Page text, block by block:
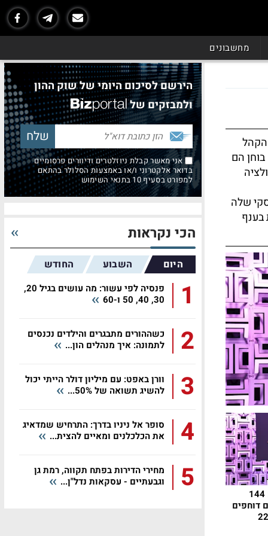
מחשבונים
הם
שלה
בענף
רובלוקס פורצת שיאים: 144
דוחפים
הירשם לסיכום היומי של שוק ההון
ולמבזקים של
אני מאשר קבלת ניוזלטרים ודיוורים פרסומיים
בדואר אלקטרוני ו/או באמצעות הסלולר בהתאם
למפורט בסעיף 10 בתנאי השימוש
הכי נקראות
היום השבוע החודש
1
פנסיה לפי עשור: מה עושים בגיל 20,
30, 40, 50 ו-60
2
כשההורים מתבגרים והילדים נכנסים
לתמונה: איך מנהלים הון...
3
וורן באפט: עם מיליון דולר הייתי יכול
להשיג תשואה של 50%...
4
סופר אל ניניו בדרך: התרחיש שמדאיג
את הכלכלנים ומאיים להצית...
5
מחירי הדירות בפתח תקווה, רמת גן
וגבעתיים - עסקאות נדל"ן...